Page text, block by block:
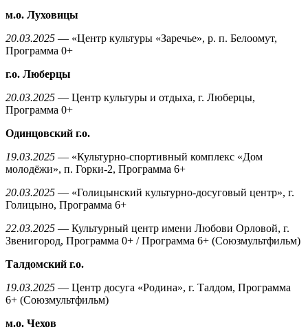
м.о. Луховицы
20.03.2025 — «Центр культуры «Заречье», р. п. Белоомут,
Программа 0+
г.о. Люберцы
20.03.2025 — Центр культуры и отдыха, г. Люберцы,
Программа 0+
Одинцовский г.о.
19.03.2025 — «Культурно-спортивный комплекс «Дом
молодёжи», п. Горки-2, Программа 6+
20.03.2025 — «Голицынский культурно-досуговый центр», г.
Голицыно, Программа 6+
22.03.2025 — Культурный центр имени Любови Орловой, г.
Звенигород, Программа 0+ / Программа 6+ (Союзмультфильм)
Талдомский г.о.
19.03.2025 — Центр досуга «Родина», г. Талдом, Программа
6+ (Союзмультфильм)
м.о. Чехов